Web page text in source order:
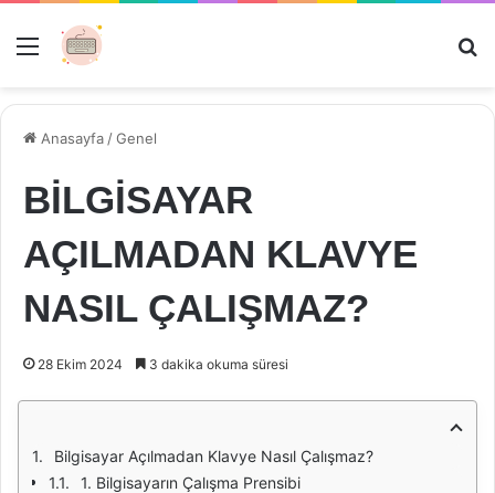
Menü
Anasayfa /Genel
BİLGİSAYAR
AÇILMADAN KLAVYE
NASIL ÇALIŞMAZ?
28 Ekim 2024 3 dakika okuma süresi
Bilgisayar Açılmadan Klavye Nasıl Çalışmaz?
1. Bilgisayarın Çalışma Prensibi